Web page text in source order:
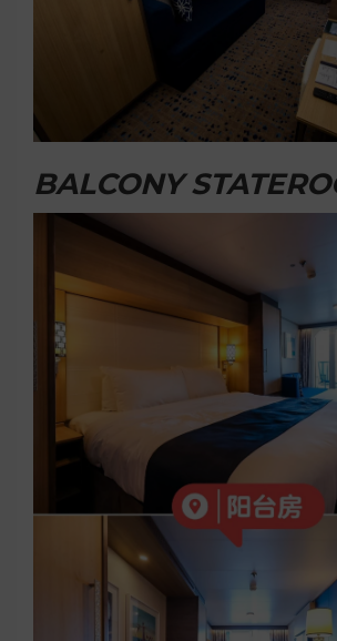
BALCONY